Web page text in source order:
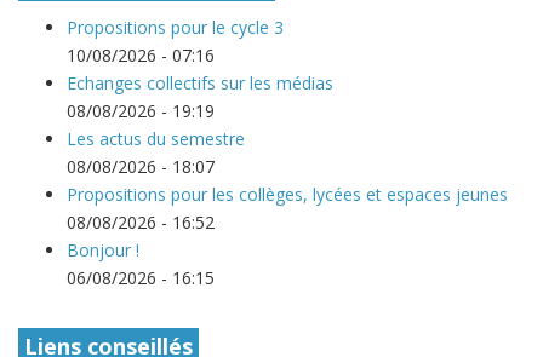
Propositions pour le cycle 3
10/08/2026 - 07:16
Echanges collectifs sur les médias
08/08/2026 - 19:19
Les actus du semestre
08/08/2026 - 18:07
Propositions pour les collèges, lycées et espaces jeunes
08/08/2026 - 16:52
Bonjour !
06/08/2026 - 16:15
Liens conseillés